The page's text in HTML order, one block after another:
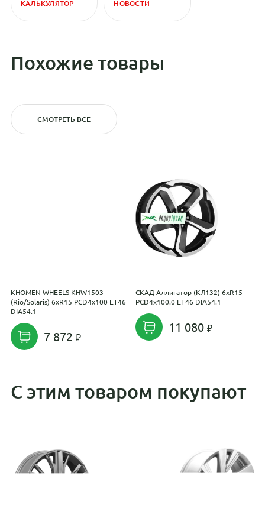
КАЛЬКУЛЯТОР НОВОСТИ
Похожие товары
СМОТРЕТЬ ВСЕ
KHOMEN WHEELS KHW1503
(Rio/Solaris) 6xR15 PCD4x100 ET46
DIA54.1
7 872
СКАД Аллигатор (КЛ132) 6xR15
PCD4x100.0 ET46 DIA54.1
11 080
С этим товаром покупают